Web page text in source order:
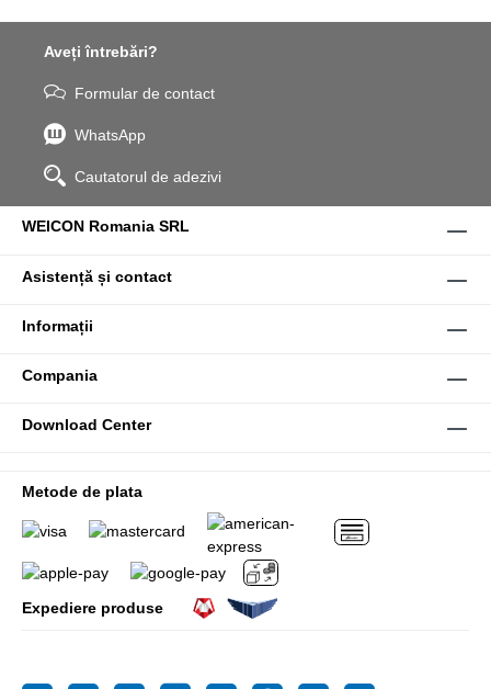
Aveți întrebări?
Formular de contact
WhatsApp
Cautatorul de adezivi
WEICON Romania SRL
Asistență și contact
Informații
Compania
Download Center
Metode de plata
Expediere produse